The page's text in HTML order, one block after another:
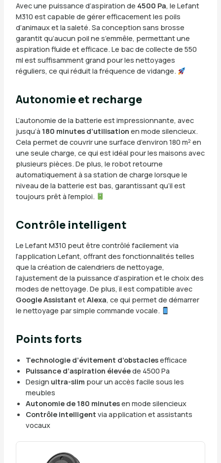
Avec une puissance d’aspiration de 4500 Pa, le Lefant
M310 est capable de gérer efficacement les poils
d’animaux et la saleté. Sa conception sans brosse
garantit qu’aucun poil ne s’emmêle, permettant une
aspiration fluide et efficace. Le bac de collecte de 550
ml est suffisamment grand pour les nettoyages
réguliers, ce qui réduit la fréquence de vidange.
Autonomie et recharge
L’autonomie de la batterie est impressionnante, avec
jusqu’à 180 minutes d’utilisation en mode silencieux.
Cela permet de couvrir une surface d’environ 180 m² en
une seule charge, ce qui est idéal pour les maisons avec
plusieurs pièces. De plus, le robot retourne
automatiquement à sa station de charge lorsque le
niveau de la batterie est bas, garantissant qu’il est
toujours prêt à l’emploi.
Contrôle intelligent
Le Lefant M310 peut être contrôlé facilement via
l’application Lefant, offrant des fonctionnalités telles
que la création de calendriers de nettoyage,
l’ajustement de la puissance d’aspiration et le choix des
modes de nettoyage. De plus, il est compatible avec
Google Assistant etAlexa, ce qui permet de démarrer
le nettoyage par simple commande vocale.
Points forts
Technologie d’évitement d’obstaclesefficace
Puissance d’aspiration élevéede 4500 Pa
Design ultra-slim pour un accès facile sous les
meubles
Autonomie de 180 minutesen mode silencieux
Contrôle intelligent via application et assistants
vocaux